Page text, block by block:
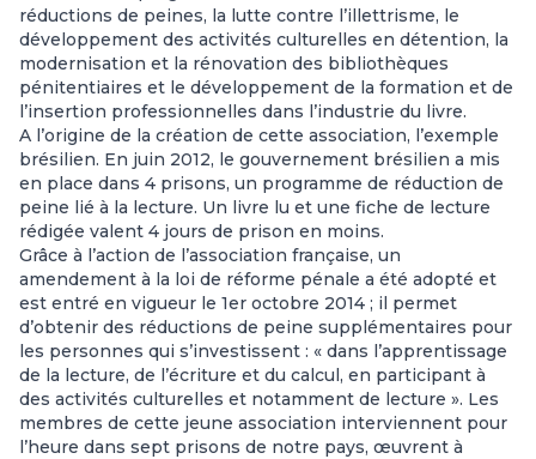
réductions de peines, la lutte contre l’illettrisme, le
développement des activités culturelles en détention, la
modernisation et la rénovation des bibliothèques
pénitentiaires et le développement de la formation et de
l’insertion professionnelles dans l’industrie du livre.
A l’origine de la création de cette association, l’exemple
brésilien. En juin 2012, le gouvernement brésilien a mis
en place dans 4 prisons, un programme de réduction de
peine lié à la lecture. Un livre lu et une fiche de lecture
rédigée valent 4 jours de prison en moins.
Grâce à l’action de l’association française, un
amendement à la loi de réforme pénale a été adopté et
est entré en vigueur le 1er octobre 2014 ; il permet
d’obtenir des réductions de peine supplémentaires pour
les personnes qui s’investissent : « dans l’apprentissage
de la lecture, de l’écriture et du calcul, en participant à
des activités culturelles et notamment de lecture ». Les
membres de cette jeune association interviennent pour
l’heure dans sept prisons de notre pays, œuvrent à